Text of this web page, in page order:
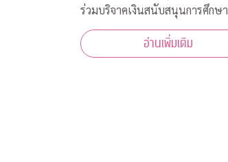
ร่วมบริจาคเงินสนับสนุนการศึกษา
อ่านเพิ่มเติม